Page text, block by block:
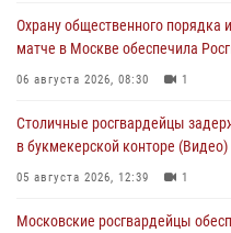
Охрану общественного порядка
матче в Москве обеспечила
06 августа 2026, 08:30 1
Столичные росгвардейцы
в букмекерской конторе (Видео)
05 августа 2026, 12:39 1
Московские росгвардейцы